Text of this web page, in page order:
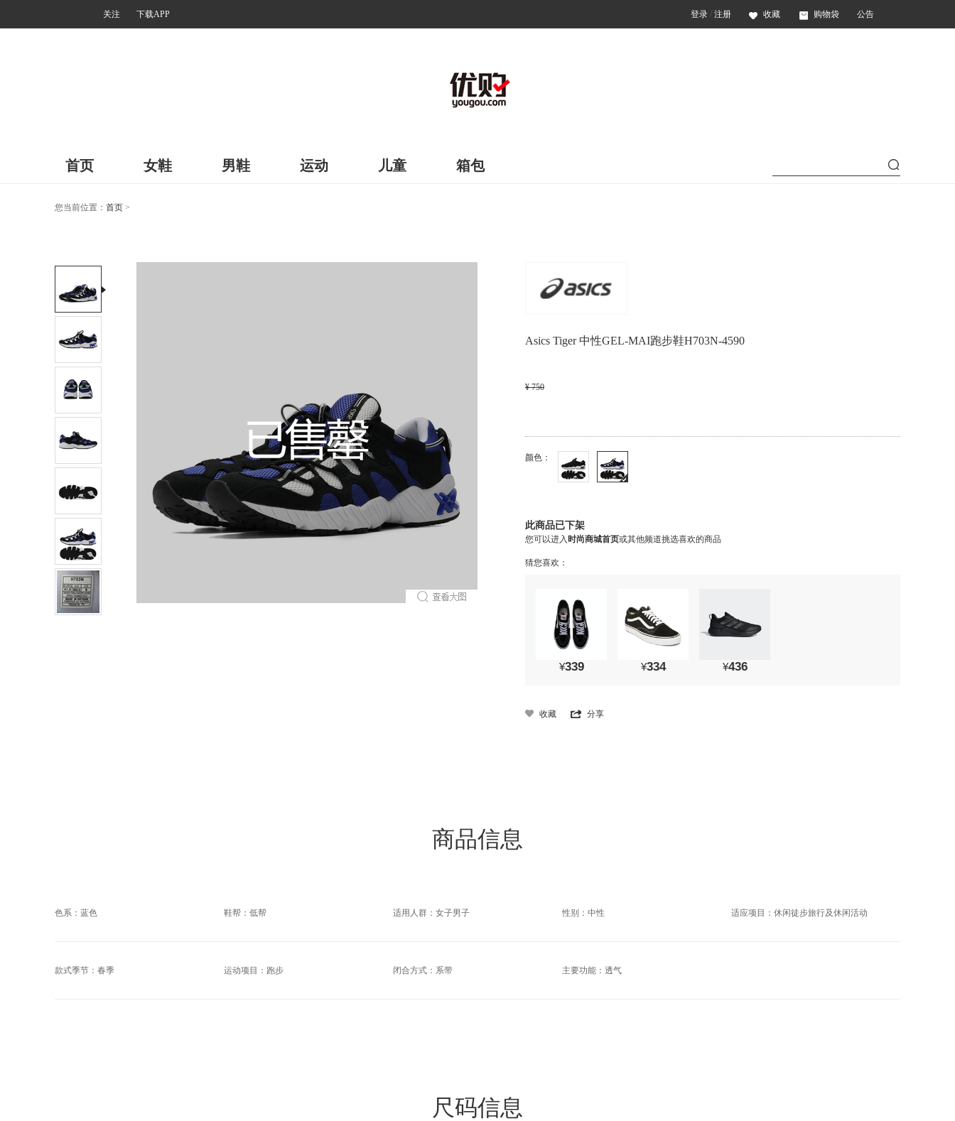
关注 下载APP 登录 / 注册 收藏 购物袋 公告
首页 女鞋 男鞋 运动 儿童 箱包
您当前位置： 首页 >
Asics Tiger 中性GEL-MAI跑步鞋H703N-4590
¥ 750
颜色：
此商品已下架
您可以进入 时尚商城首页或其他频道挑选喜欢的商品
猜您喜欢：
¥339 ¥334 ¥436
收藏 分享
商品信息
色系：蓝色 鞋帮：低帮 适用人群：女子男子 性别：中性 适应项目：休闲徒步旅行及休闲活动
款式季节：春季 运动项目：跑步 闭合方式：系带 主要功能：透气
尺码信息